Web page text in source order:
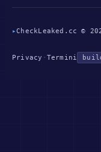
▸CheckLeaked.cc ©
Privacy · Termini